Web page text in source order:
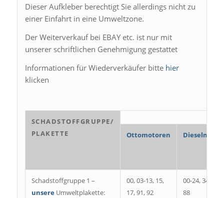
Dieser Aufkleber berechtigt Sie allerdings nicht zu
einer Einfahrt in eine Umweltzone.
Der Weiterverkauf bei EBAY etc. ist nur mit
unserer schriftlichen Genehmigung gestattet
Informationen für Wiederverkäufer bitte hier
klicken
SCHADSTOFFGRUPPE/
PLAKETTE
Ottomotoren
Schadstoffgruppe 1 –
unsereUmweltplakette:
00, 03-13, 15,
17, 91, 92
00-24, 34, 40,
88